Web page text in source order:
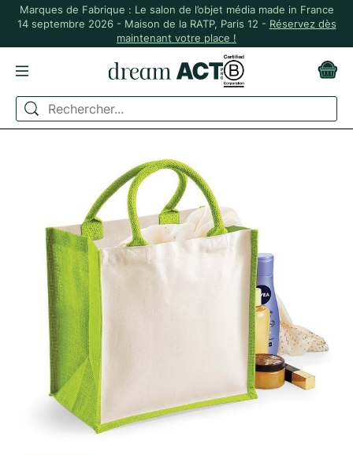
Marques de Fabrique : Le salon de l’objet média made in France
14 septembre 2026 - Maison de la RATP, Paris 12 - Réservez dès
maintenant votre place !
ACCUEIL BUREAU